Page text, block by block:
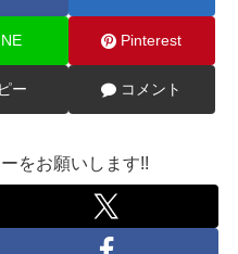
Pinterest
ー コメント
をお願いします!!